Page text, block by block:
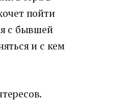
пойти
с бывшей
и с кем